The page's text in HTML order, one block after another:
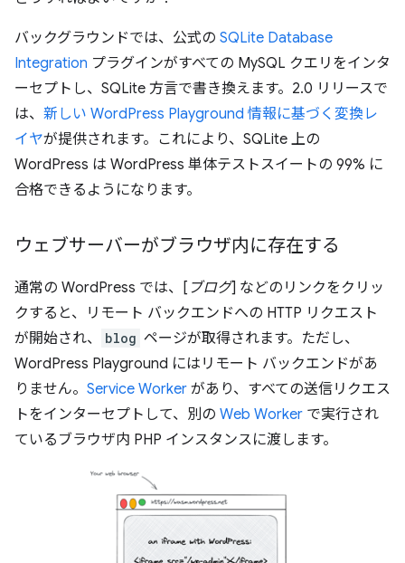
バックグラウンドでは、公式の SQLite Database
Integration プラグインがすべての MySQL クエリをインタ
ーセプトし、SQLite 方言で書き換えます。2.0 リリースで
は、 新しい WordPress Playground 情報に基づく変換レ
イヤが提供されます。これにより、SQLite 上の
WordPress は WordPress 単体テストスイートの 99% に
合格できるようになります。
ウェブサーバーがブラウザ内に存在する
通常の WordPress では、[ ブログ] などのリンクをクリッ
クすると、リモート バックエンドへの HTTP リクエスト
が開始され、
blog ページが取得されます。ただし、
WordPress Playground にはリモート バックエンドがあ
りません。 Service Worker があり、すべての送信リクエス
トをインターセプトして、別の Web Worker で実行され
ているブラウザ内 PHP インスタンスに渡します。